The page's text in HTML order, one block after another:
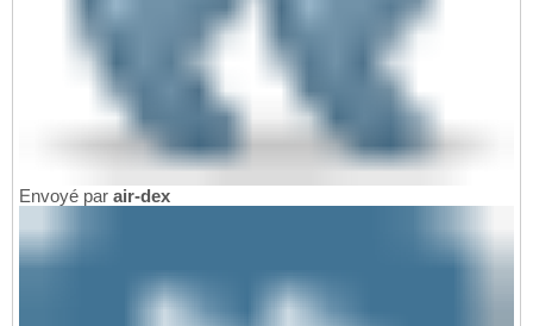
Envoyé par air-dex